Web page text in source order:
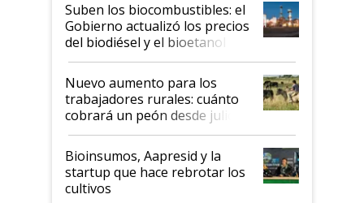
la medida de fuerza de los
prácticos
Suben los biocombustibles: el
Gobierno actualizó los precios
del biodiésel y el bioetanol
Nuevo aumento para los
trabajadores rurales: cuánto
cobrará un peón desde julio
Bioinsumos, Aapresid y la
startup que hace rebrotar los
cultivos